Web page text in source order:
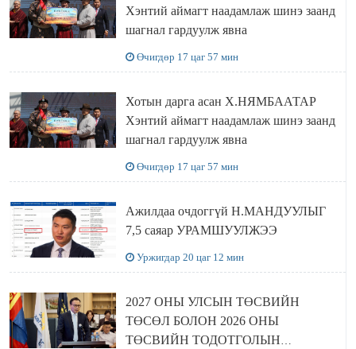
Хэнтий аймагт наадамлаж шинэ заанд
шагнал гардуулж явна
Өчигдөр 17 цаг 57 мин
Хотын дарга асан Х.НЯМБААТАР
Хэнтий аймагт наадамлаж шинэ заанд
шагнал гардуулж явна
Өчигдөр 17 цаг 57 мин
Ажилдаа очдоггүй Н.МАНДУУЛЫГ
7,5 саяар УРАМШУУЛЖЭЭ
Уржигдар 20 цаг 12 мин
2027 ОНЫ УЛСЫН ТӨСВИЙН
ТӨСӨЛ БОЛОН 2026 ОНЫ
ТӨСВИЙН ТОДОТГОЛЫН